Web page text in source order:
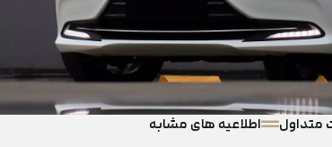
متداول اطلاعیه های مشابه